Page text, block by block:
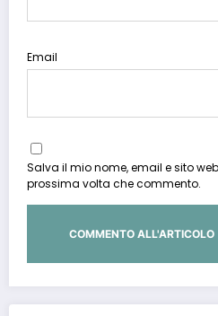
Email
Salva il mio nome, email e sito
prossima volta che commento.